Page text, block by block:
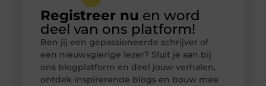
Registreer nu en word
deel van ons platform!
Ben jij een gepassioneerde schrijver of
een nieuwsgierige lezer? Sluit je aan bij
ons blogplatform en deel jouw verhalen,
ontdek inspirerende blogs en bouw mee